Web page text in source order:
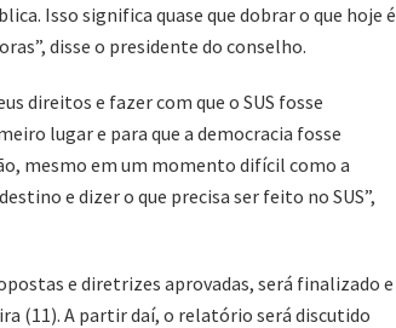
Isso significa quase que dobrar o que hoje é
disse o presidente do conselho.
direitos e fazer com que o SUS fosse
lugar e para que a democracia fosse
mesmo em um momento difícil como a
e dizer o que precisa ser feito no SUS”,
e diretrizes aprovadas, será finalizado e
(11). A partir daí, o relatório será discutido